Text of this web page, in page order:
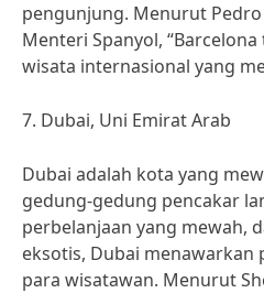
pengunjung. Menurut Pedro
Menteri Spanyol,
wisata internasional yang
7. Dubai, Uni Emirat Arab
Dubai adalah kota yang
gedung-gedung pencakar
perbelanjaan yang mewah,
eksotis, Dubai menawarkan
para wisatawan. Menurut